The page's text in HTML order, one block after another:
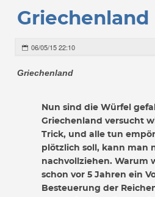
Griechenland
06/05/15 22:10
Griechenland
Nun sind die Würfel
Griechenland versucht
Trick, und alle tun
plötzlich soll, kann man
nachvollziehen. Warum
schon vor 5 Jahren ein
Besteuerung der